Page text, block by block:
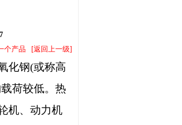
个产品 [返回上一级]
化钢(或称高
荷较低。热
机、动力机